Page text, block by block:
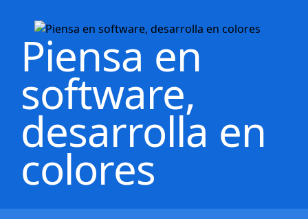
Piensa en
software,
desarrolla en
colores